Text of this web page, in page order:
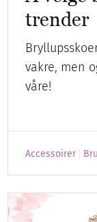
trender
vakre, men
våre!
Accessoirer